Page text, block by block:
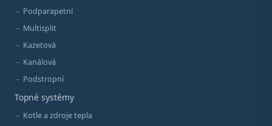
Podparapetní
Multisplit
Kazetová
Kanálová
Podstropní
Topné systémy
Kotle a zdroje tepla